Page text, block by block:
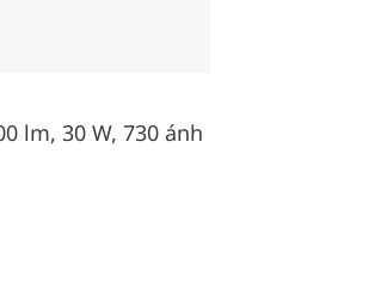
lm, 30 W, 730 ánh